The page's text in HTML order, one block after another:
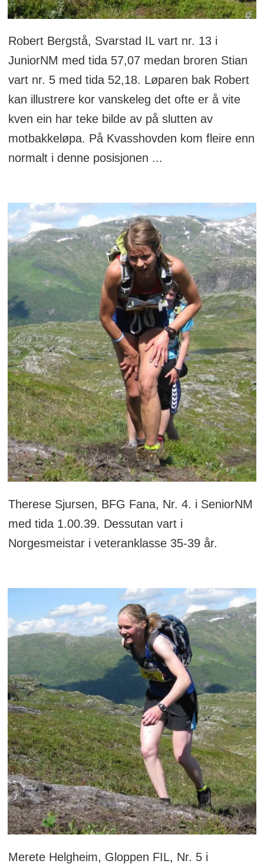
Robert Bergstå, Svarstad IL vart nr. 13 i
JuniorNM med tida 57,07 medan broren Stian
vart nr. 5 med tida 52,18. Løparen bak Robert
kan illustrere kor vanskeleg det ofte er å vite
kven ein har teke bilde av på slutten av
motbakkeløpa. På Kvasshovden kom fleire enn
normalt i denne posisjonen ...
Therese Sjursen, BFG Fana, Nr. 4. i SeniorNM
med tida 1.00.39. Dessutan vart i
Norgesmeistar i veteranklasse 35-39 år.
Merete Helgheim, Gloppen FIL, Nr. 5 i